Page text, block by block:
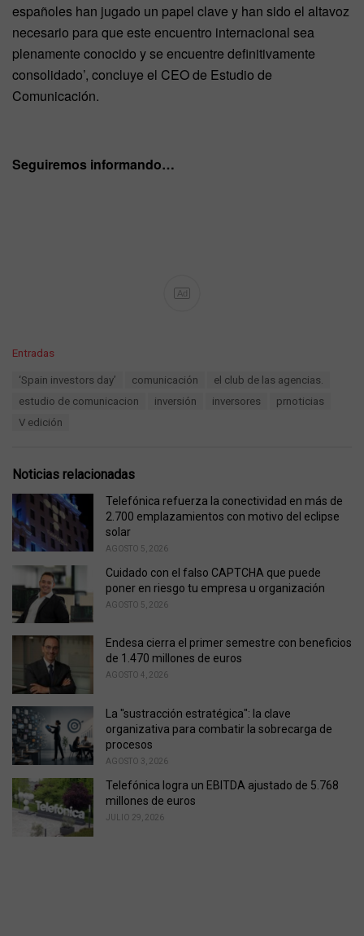
españoles han jugado un papel clave y han sido el altavoz
necesario para que este encuentro internacional sea
plenamente conocido y se encuentre definitivamente
consolidado’, concluye el CEO de Estudio de
Comunicación.
Seguiremos informando…
Ad
C
e
:
Entradas
‘Spain investors day’ comunicación
el club de las agencias.
estudio de comunicacion
inversión inversores
prnoticias
V edición
Noticias relacionadas
Telefónica refuerza la conectividad en más de
2.700 emplazamientos con motivo del eclipse
solar
AGOSTO 5, 2026
Cuidado con el falso CAPTCHA que puede
poner en riesgo tu empresa u organización
AGOSTO 5, 2026
Endesa cierra el primer semestre con beneficios
de 1.470 millones de euros
AGOSTO 4, 2026
La "sustracción estratégica": la clave
organizativa para combatir la sobrecarga de
procesos
AGOSTO 3, 2026
Telefónica logra un EBITDA ajustado de 5.768
millones de euros
JULIO 29, 2026